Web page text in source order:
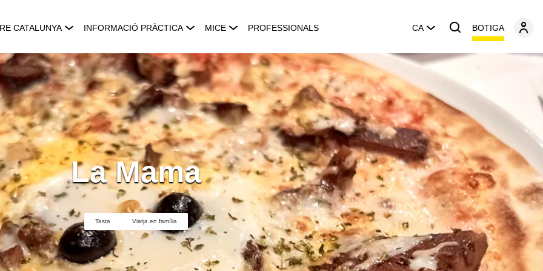
CATALUNYA INFORMACIÓ PRÀCTICA MICE PROFESSIONALS CA BOTIGA
La Mama
Tasta Viatja en família